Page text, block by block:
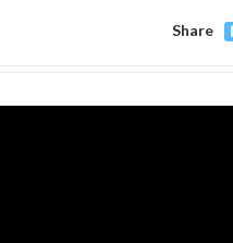
Share